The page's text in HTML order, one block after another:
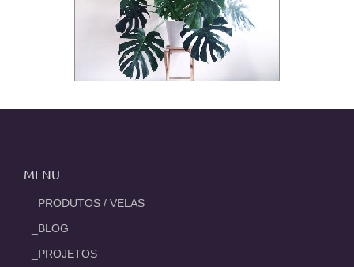
MENU
_PRODUTOS / VELAS
_BLOG
_PROJETOS